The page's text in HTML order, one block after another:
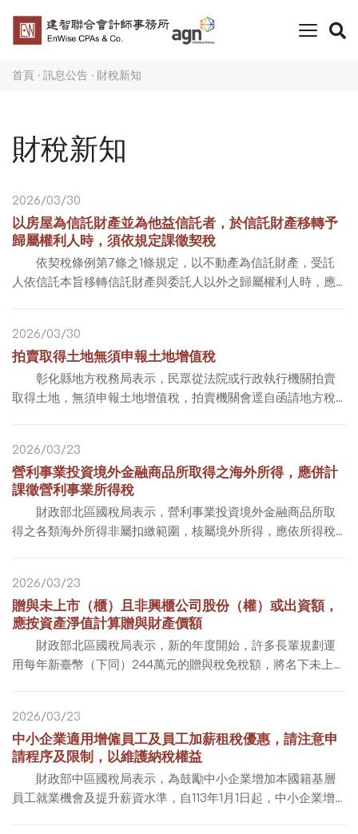
toggle
首頁 訊息公告 財稅新知
財稅新知
2026/03/30
以房屋為信託財產並為他益信託者，於信託財產移轉予
歸屬權利人時，須依規定課徵契稅
依契稅條例第7條之1條規定，以不動產為信託財產，受託
人依信託本旨移轉信託財產與委託人以外之歸屬權利人時，應
2026/03/30
拍賣取得土地無須申報土地增值稅
彰化縣地方稅務局表示，民眾從法院或行政執行機關拍賣
取得土地，無須申報土地增值稅，拍賣機關會逕自函請地方稅
2026/03/23
營利事業投資境外金融商品所取得之海外所得，應併計
課徵營利事業所得稅
財政部北區國稅局表示，營利事業投資境外金融商品所取
得之各類海外所得非屬扣繳範圍，核屬境外所得，應依所得稅
2026/03/23
贈與未上市（櫃）且非興櫃公司股份（權）或出資額，
應按資產淨值計算贈與財產價額
財政部北區國稅局表示，新的年度開始，許多長輩規劃運
用每年新臺幣（下同）244萬元的贈與稅免稅額，將名下未上市
2026/03/23
中小企業適用增僱員工及員工加薪租稅優惠，請注意申
請程序及限制，以維護納稅權益
財政部中區國稅局表示，為鼓勵中小企業增加本國籍基層
員工就業機會及提升薪資水準，自113年1月1日起，中小企業增